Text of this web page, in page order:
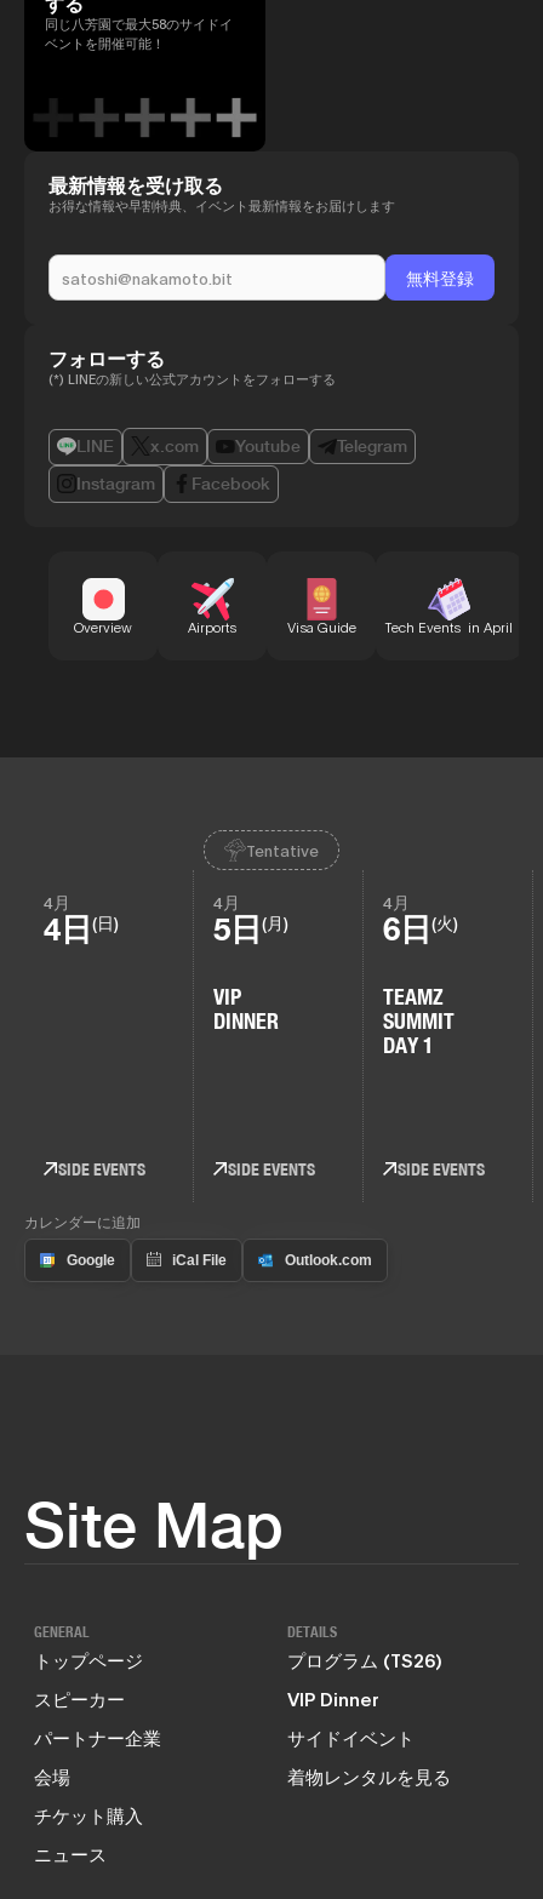
同じ八芳園で最大58のサイドイ
ベントを開催可能！
最新情報を受け取る
お得な情報や早割特典、イベント最新情報をお届けします
フォローする
(*) LINEの新しい公式アカウントをフォローする
LINE x.com Youtube
Telegram
Instagram
Facebook
Overview Airports Visa Guide Tech Events in April
Tentative
4月
4日 (日)
SIDE EVENTS
4月
5日 (月)
VIP
DINNER
SIDE EVENTS
4月
6日 (火)
TEAMZ
SUMMIT
DAY 1
SIDE EVENTS
カレンダーに追加
Site Map
GENERAL
トップページ
スピーカー
パートナー企業
会場
チケット購入
ニュース
DETAILS
プログラム (TS26)
VIP Dinner
サイドイベント
着物レンタルを見る